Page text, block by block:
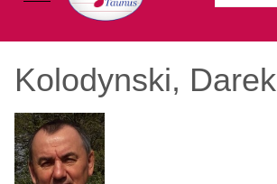
Kolodynski, Darek